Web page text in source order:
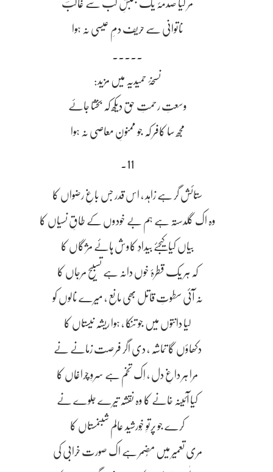
مر گیا صدمۂ یک جنبشِ لب سے غالبؔ
ناتوانی سے حریف دمِ عیسی نہ ہوا
نسخۂ حمیدیہ میں مزید:
وسعتِ رحمتِ حق دیکھ کہ بخشا جاۓ
مجھ سا کافر کہ جو ممنونِ معاصی نہ ہوا
11۔
ستائش گر ہے زاہد ، اس قدر جس باغِ رضواں کا
وہ اک گلدستہ ہے ہم بے خودوں کے طاقِ نسیاں کا
بیاں کیا کیجئے بیدادِ کاوش ہائے مژگاں کا
کہ ہر یک قطرۂ خوں دانہ ہے تسبیحِ مرجاں کا
نہ آئی سطوتِ قاتل بھی مانع ، میرے نالوں کو
لیا دانتوں میں جو تنکا ، ہوا ریشہ نَیَستاں کا
دکھاؤں گا تماشہ ، دی اگر فرصت زمانے نے
مِرا ہر داغِ دل ، اِک تخم ہے سروِ چراغاں کا
کیا آئینہ خانے کا وہ نقشہ تیرے جلوے نے
کرے جو پرتوِ خُورشید عالم شبنمستاں کا
مری تعمیر میں مُضمر ہے اک صورت خرابی کی